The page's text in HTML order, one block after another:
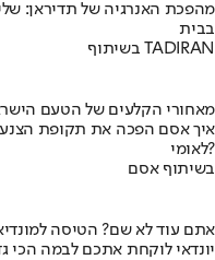
מהפכת האנרגיה של תדיראן:
בבית
בשיתוף TADIRAN
מאחורי הקלעים של הטעם
לאומי?
בשיתוף אסם
אתם עוד לא שם? הטיסה
יונדאי לוקחת אתכם לבמה הכי